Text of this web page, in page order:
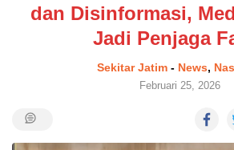
dan Disinformasi,
Jadi Penjaga
Sekitar Jatim - News,
Februari 25, 2026